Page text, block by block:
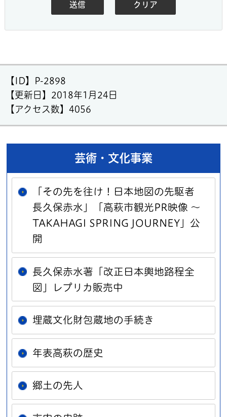
【ID】
P-2898
【更新日】 2018年1月24日
【アクセス数】4056
芸術・文化事業
「その先を往け！日本地図の先駆者
長久保赤水」「高萩市観光PR映像 ～
TAKAHAGI SPRING JOURNEY」公
開
長久保赤水著「改正日本輿地路程全
図」レプリカ販売中
埋蔵文化財包蔵地の手続き
年表高萩の歴史
郷土の先人